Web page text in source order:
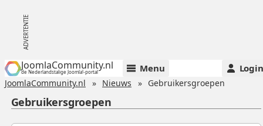
JoomlaCommunity.nl
de Nederlandstalige Joomla!-portal Menu Login
JoomlaCommunity.nl Nieuws Gebruikersgroepen
Gebruikersgroepen